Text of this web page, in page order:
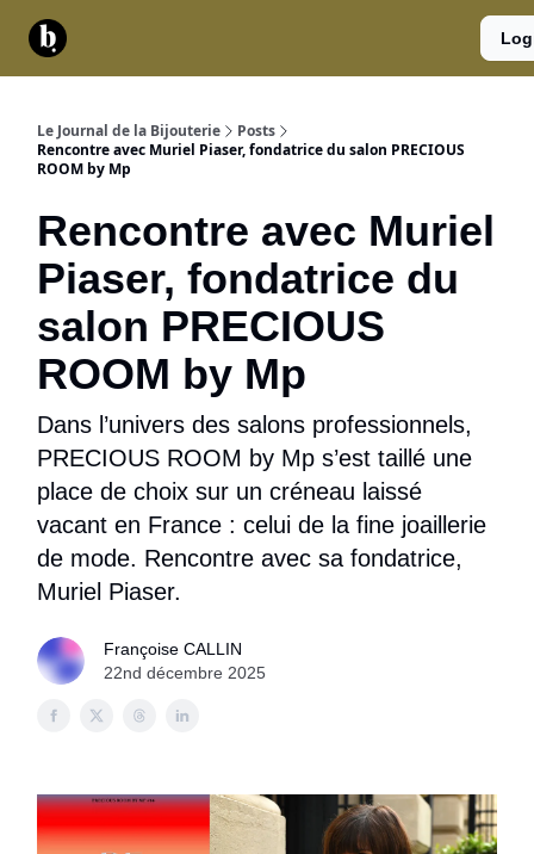
Le Journal de la Bijouterie
Posts
Rencontre avec Muriel Piaser, fondatrice du salon PRECIOUS
ROOM by Mp
Rencontre avec Muriel
Piaser, fondatrice du
salon PRECIOUS
ROOM by Mp
Dans l’univers des salons professionnels,
PRECIOUS ROOM by Mp s’est taillé une
place de choix sur un créneau laissé
vacant en France : celui de la fine joaillerie
de mode. Rencontre avec sa fondatrice,
Muriel Piaser.
Françoise CALLIN
22nd décembre 2025